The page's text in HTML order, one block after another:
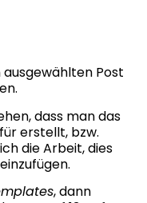
Post
dass man das
erstellt, bzw.
die Arbeit, dies
, dann